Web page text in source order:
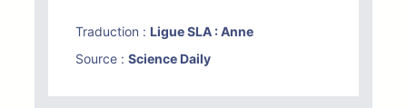
Traduction : Ligue SLA : Anne
Source : Science Daily